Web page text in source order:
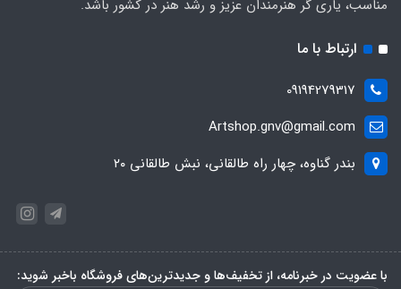
مناسب، یاری گر هنرمندان عزیز و رشد هنر در کشور باشد.
ارتباط با ما
09194279317
Artshop.gnv@gmail.com
بندر گناوه، چهار راه طالقانی، نبش طالقانی ۲۰
با عضویت در خبرنامه، از تخفیف‌ها و جدیدترین‌های فروشگاه باخبر شوید: